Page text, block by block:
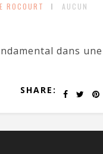
ROCOURT
AUCUN
dans une
SHARE: